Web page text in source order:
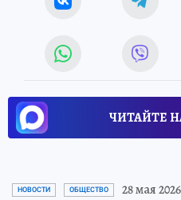
ЧИТАЙТЕ
НОВОСТИ ОБЩЕСТВО 28 мая